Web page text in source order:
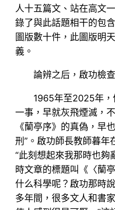
人十五篇文、站在高文
錄了與此話題相干的包
圖版數十件，此圖版明
義。
論辨之后，啟功檢
1965年至2025年
一事，早就灰飛煙滅，
《蘭亭序》的真偽，早
刑”。啟功師長教師暮年
“此刻想起來我那時也夠
時文章的標題叫《〈蘭
什么科學呢？啟功那時
多年間，很多文人和書